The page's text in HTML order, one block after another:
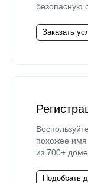
безопасную
Заказать
похожее
из 700+
Подобрать